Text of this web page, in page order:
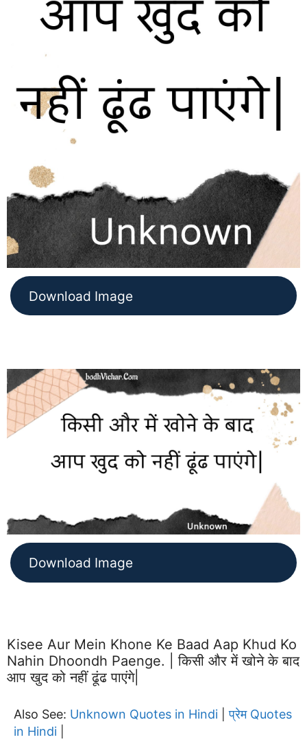
Download Image
Download Image
Kisee Aur Mein Khone Ke Baad Aap Khud Ko
Nahin Dhoondh Paenge. | किसी और में खोने के बाद
आप खुद को नहीं ढूंढ पाएंगे|
Also See: Unknown Quotes in Hindi |प्रेम Quotes
in Hindi